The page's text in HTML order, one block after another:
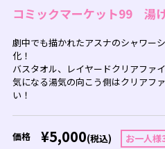
コミックマーケット99 湯
劇中でも描かれたアスナのシャワー
化！
バスタオル、レイヤードクリアファ
気になる湯気の向こう側はクリアフ
い！
価格 ¥5,000(税込)
お一人様